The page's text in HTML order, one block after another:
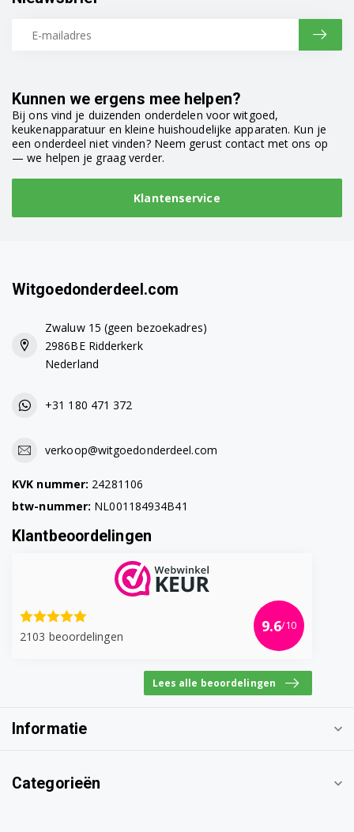
Kunnen we ergens mee helpen?
Bij ons vind je duizenden onderdelen voor witgoed,
keukenapparatuur en kleine huishoudelijke apparaten. Kun je
een onderdeel niet vinden? Neem gerust contact met ons op
— we helpen je graag verder.
Klantenservice
Witgoedonderdeel.com
Zwaluw 15 (geen bezoekadres)
2986BE Ridderkerk
Nederland
+31 180 471 372
verkoop@witgoedonderdeel.com
KVK nummer: 24281106
btw-nummer: NL001184934B41
Klantbeoordelingen
2103 beoordelingen
9.6/10
Lees alle beoordelingen
Informatie
Categorieën